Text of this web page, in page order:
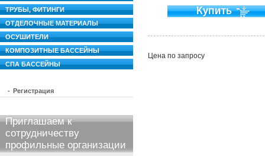
Цена по запросу
ТРУБЫ, ФИТИНГИ
ОТДЕЛОЧНЫЕ МАТЕРИАЛЫ
ОСУШИТЕЛИ
КОМПОЗИТНЫЕ БАССЕЙНЫ
СПА БАССЕЙНЫ
- Регистрация
Приглашаем к
сотрудничеству
профильные организации